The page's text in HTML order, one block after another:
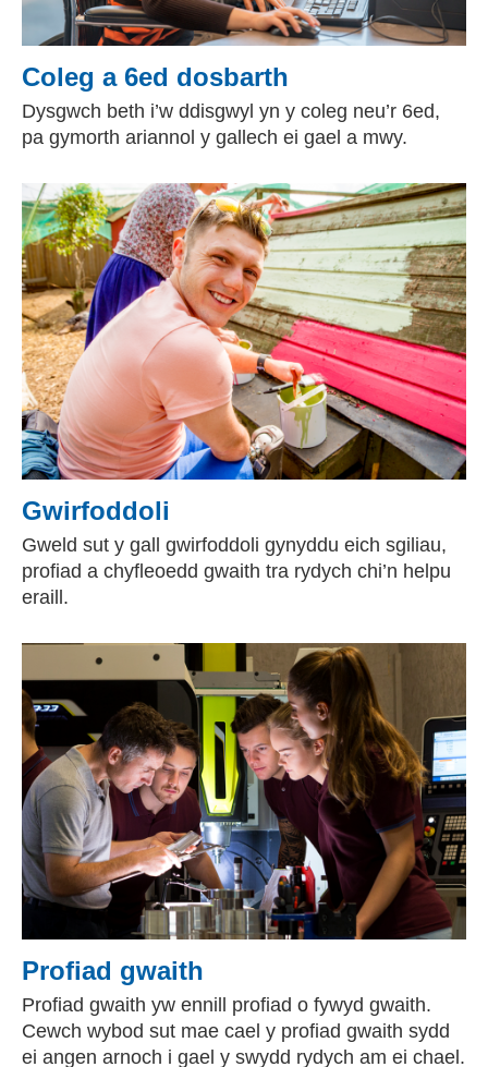
Coleg a 6ed dosbarth
Dysgwch beth i’w ddisgwyl yn y coleg neu’r 6ed,
pa gymorth ariannol y gallech ei gael a mwy.
Gwirfoddoli
Gweld sut y gall gwirfoddoli gynyddu eich sgiliau,
profiad a chyfleoedd gwaith tra rydych chi’n helpu
eraill.
Profiad gwaith
Profiad gwaith yw ennill profiad o fywyd gwaith.
Cewch wybod sut mae cael y profiad gwaith sydd
ei angen arnoch i gael y swydd rydych am ei chael.